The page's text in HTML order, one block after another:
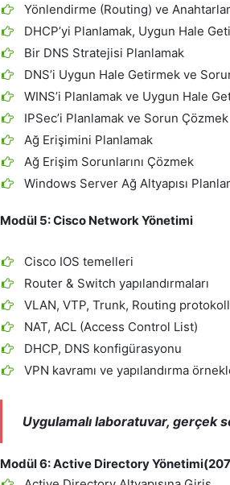
Yönlendirme (Routing) ve
DHCP’yi Planlamak, Uygun Hale
Bir DNS Stratejisi Planlamak
DNS’i Uygun Hale Getirmek ve
WINS’i Planlamak ve Uygun Hale
IPSec’i Planlamak ve Sorun Çözmek
Ağ Erişimini Planlamak
Ağ Erişim Sorunlarını Çözmek
Windows Server Ağ Altyapısı
Modül 5:Cisco Network Yönetimi
Cisco IOS temelleri
Router & Switch yapılandırmaları
VLAN, VTP, Trunk, Routing
NAT, ACL (Access Control List)
DHCP, DNS konfigürasyonu
VPN kavramı ve yapılandırma
Uygulamalı laboratuvar, gerçek
Modül 6:Active Directory